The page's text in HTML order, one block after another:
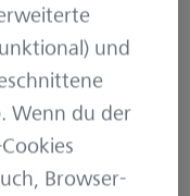
kleine
zu betreuen.
es sonst
technische
schlechte
des
und
Wenn du der
Browser-